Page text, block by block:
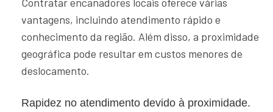
Contratar encanadores locais oferece várias
vantagens, incluindo atendimento rápido e
conhecimento da região. Além disso, a proximidade
geográfica pode resultar em custos menores de
deslocamento.
Rapidez no atendimento devido à proximidade.